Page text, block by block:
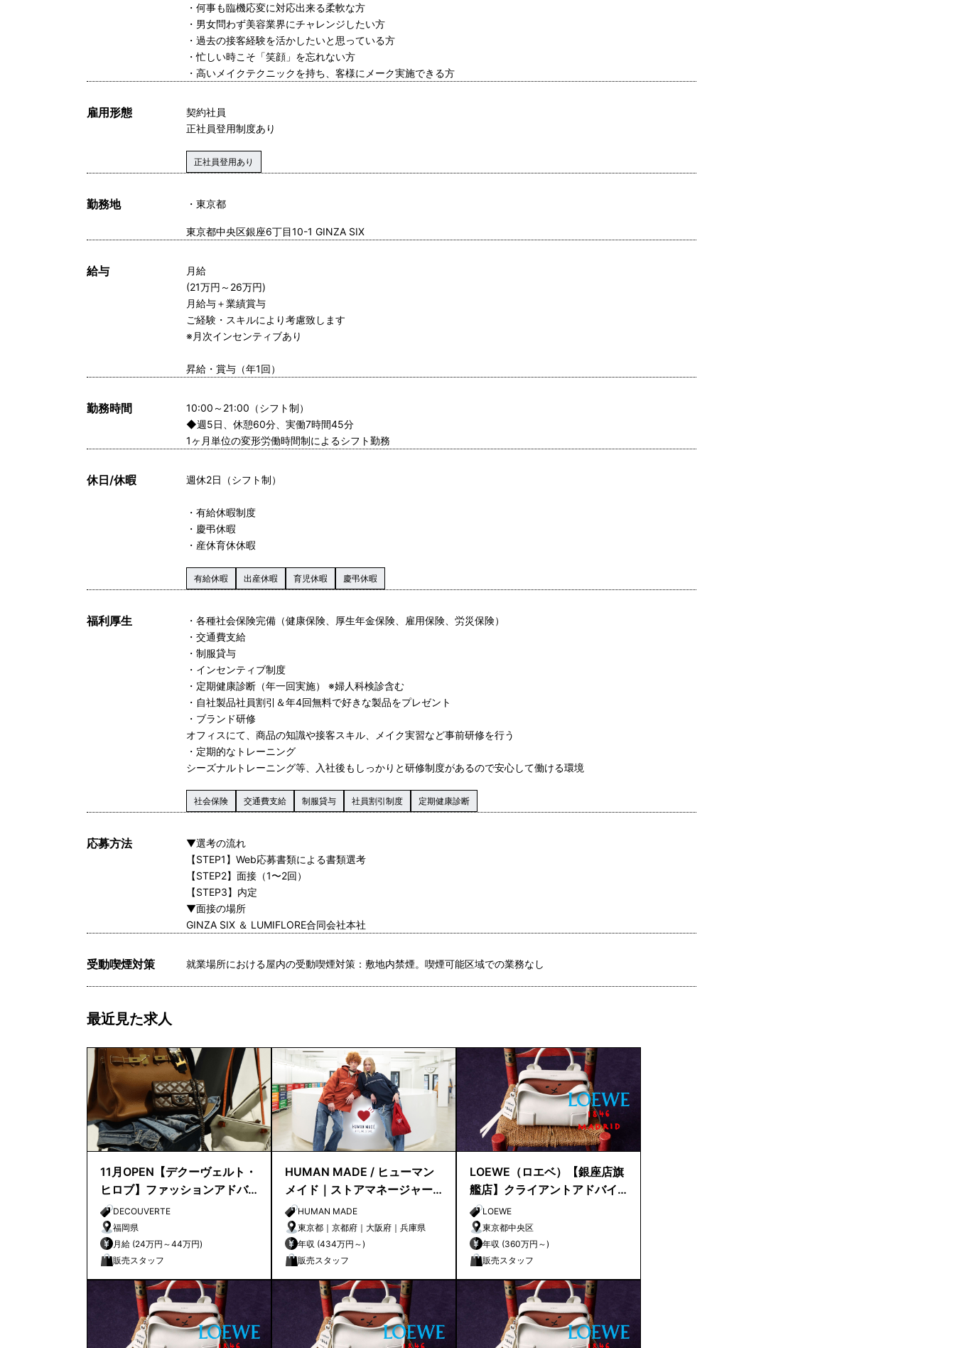
・何事も臨機応変に対応出来る柔軟な方
・男女問わず美容業界にチャレンジしたい方
・過去の接客経験を活かしたいと思っている方
・忙しい時こそ「笑顔」を忘れない方
・高いメイクテクニックを持ち、客様にメーク実施できる方
雇用形態
契約社員
正社員登用制度あり
正社員登用あり
勤務地 東京都
東京都中央区銀座6丁目10-1 GINZA SIX
給与
月給
(21万円～26万円)
月給与＋業績賞与
ご経験・スキルにより考慮致します
※月次インセンティブあり
昇給・賞与（年1回）
勤務時間
10:00～21:00（シフト制）
◆週5日、休憩60分、実働7時間45分
1ヶ月単位の変形労働時間制によるシフト勤務
休日/休暇 週休2日（シフト制）
・有給休暇制度
・慶弔休暇
・産休育休休暇
有給休暇 出産休暇 育児休暇 慶弔休暇
福利厚生
・各種社会保険完備（健康保険、厚生年金保険、雇用保険、労災保険）
・交通費支給
・制服貸与
・インセンティブ制度
・定期健康診断（年一回実施） ※婦人科検診含む
・自社製品社員割引＆年4回無料で好きな製品をプレゼント
・ブランド研修
オフィスにて、商品の知識や接客スキル、メイク実習など事前研修を行う
・定期的なトレーニング
シーズナルトレーニング等、入社後もしっかりと研修制度があるので安心して働ける環境
社会保険 交通費支給 制服貸与 社員割引制度 定期健康診断
応募方法
▼選考の流れ
【STEP1】Web応募書類による書類選考
【STEP2】面接（1〜2回）
【STEP3】内定
▼面接の場所
GINZA SIX ＆ LUMIFLORE合同会社本社
受動喫煙対策 就業場所における屋内の受動喫煙対策：敷地内禁煙。喫煙可能区域での業務なし
最近見た求人
11月OPEN【デクーヴェルト・
ヒロブ】ファッションアドバ
イザー｜天神店
DECOUVERTE
福岡県
月給 (24万円～44万円)
販売スタッフ
HUMAN MADE / ヒューマン
メイド｜ストアマネージャー
店長候補
HUMAN MADE
東京都｜京都府｜大阪府｜兵庫県
年収 (434万円～)
販売スタッフ
LOEWE（ロエベ）【銀座店旗
艦店】クライアントアドバイ
ザー／シニアクライアントア
ドバイザー募集
LOEWE
東京都中央区
年収 (360万円～)
販売スタッフ